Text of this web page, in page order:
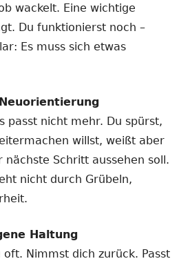
wackelt. Eine wichtige
Du funktionierst noch –
Es muss sich etwas
passt nicht mehr. Du spürst,
willst, weißt aber
nächste Schritt aussehen soll.
nicht durch Grübeln,
Haltung
Nimmst dich zurück. Passt